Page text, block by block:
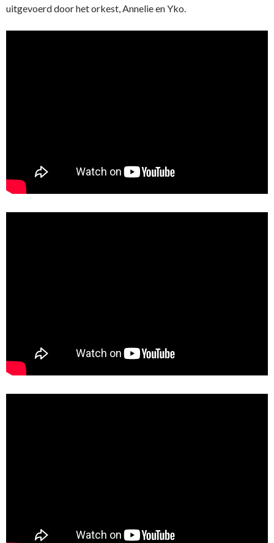
uitgevoerd door het orkest, Annelie en Yko.